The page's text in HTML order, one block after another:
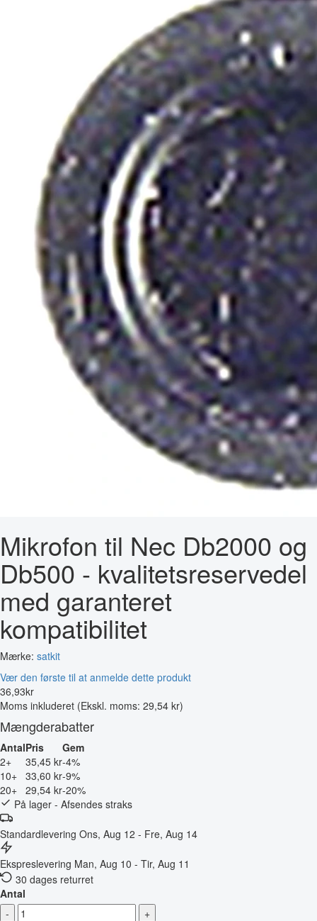
Mikrofon til Nec Db2000 og
Db500 - kvalitetsreservedel
med garanteret
kompatibilitet
Mærke: satkit
Vær den første til at anmelde dette produkt
36,93kr
Moms inkluderet (Ekskl. moms: 29,54 kr)
Mængderabatter
AntalPris
Gem
2+
35,45 kr-4%
10+ 33,60 kr-9%
20+ 29,54 kr-20%
På lager - Afsendes straks
Standardlevering Ons, Aug 12 - Fre, Aug 14
Ekspreslevering Man, Aug 10 - Tir, Aug 11
30 dages returret
Antal
-
+